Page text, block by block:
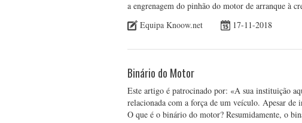
a engrenagem do pinhão do motor de arranque à
Equipa Knoow.net
17-11-2018
Binário do Motor
Este artigo é patrocinado por: «A sua instituição
relacionada com a força de um veículo. Apesar de
O que é o binário do motor? Resumidamente, o